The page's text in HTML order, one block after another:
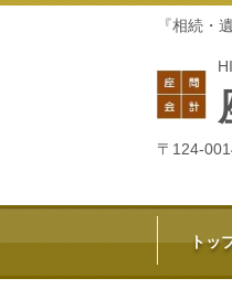
『相続・
〒124-
トッ